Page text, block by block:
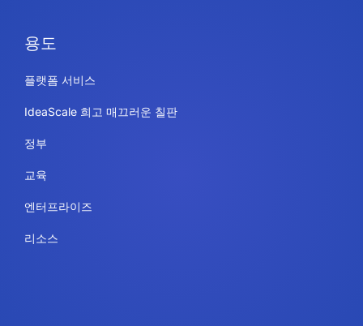
용도
플랫폼 서비스
IdeaScale 희고 매끄러운 칠판
정부
교육
엔터프라이즈
리소스